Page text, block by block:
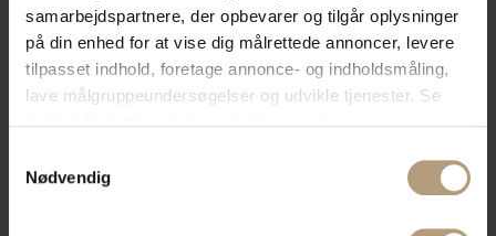
samarbejdspartnere, der opbevarer og tilgår oplysninger
på din enhed for at vise dig målrettede annoncer, levere
tilpasset indhold, foretage annonce- og indholdsmåling,
lave målgruppeundersøgelser og udvikle tjenester. Se
tilbage eller ændre indstillinger fra vores
"Cookiedeklaration", eller ved at trykke på "Privacy
Nødvendig